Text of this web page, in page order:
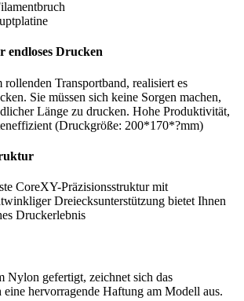
endloses Drucken
rollenden Transportband, realisiert es
Sie müssen sich keine Sorgen machen,
Länge zu drucken. Hohe Produktivität,
(Druckgröße: 200*170*?mm)
CoreXY-Präzisionsstruktur mit
Dreiecksunterstützung bietet Ihnen
Druckerlebnis
Nylon gefertigt, zeichnet sich das
eine hervorragende Haftung am Modell aus.